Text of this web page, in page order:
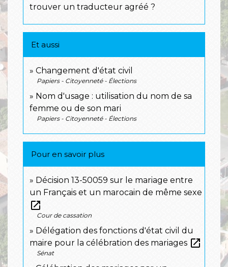
trouver un traducteur agréé ?
Et aussi
Changement d'état civil
Papiers - Citoyenneté - Élections
Nom d'usage : utilisation du nom de sa
femme ou de son mari
Papiers - Citoyenneté - Élections
Pour en savoir plus
Décision 13-50059 sur le mariage entre
un Français et un marocain de même sexe
open_in_new
Cour de cassation
Délégation des fonctions d'état civil du
maire pour la célébration des mariages open_in_new
Sénat